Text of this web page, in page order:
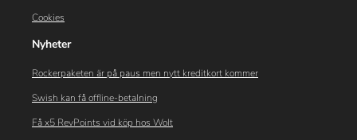
Cookies
Nyheter
Rockerpaketen är på paus men nytt kreditkort kommer
Swish kan få offline-betalning
Få x5 RevPoints vid köp hos Wolt